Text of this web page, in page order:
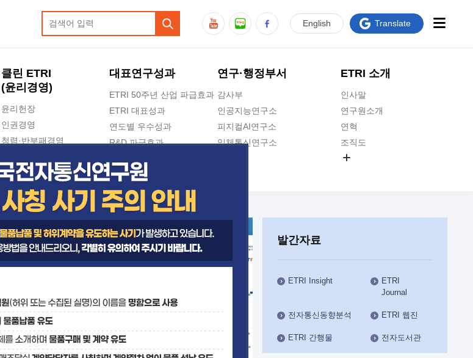
클린 ETRI
(윤리경영)
윤리헌장
인권경영
청렴·반부패경영
청렴포털 신고
수의계약 현황
부패징계 현황
감사결과공개
대표연구성과
ETRI 50주년 산업 파급효과
ETRI 대표성과
연도별 우수성과
R&D 파급효과
지식공유플랫폼
연구·행정부서
감사부
인공지능연구소
피지컬AI연구소
입체통신연구소
인공지능안전연구소
우주항공반도체전략연구단
대경권연구본부
호남권연구본부
기획본부
사업화본부
행정본부
대외협력부
ETRI 소개
인사말
연구원소개
연혁
조직도
ETRI CI
English Translate
발간자료
ETRI Insight
ETRI
Journal
전자통신동향분석 ETRI 웹진
ETRI 간행물 전자도서관